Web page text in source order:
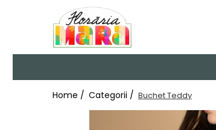
Categorii
Home / Categorii / Buchet Teddy